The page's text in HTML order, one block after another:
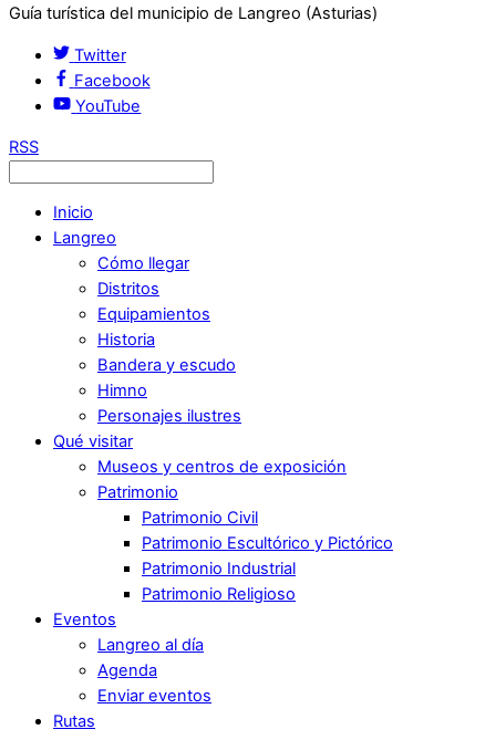
Guía turística del municipio de Langreo (Asturias)
Twitter
Facebook
YouTube
RSS
Inicio
Langreo
Cómo llegar
Distritos
Equipamientos
Historia
Bandera y escudo
Himno
Personajes ilustres
Qué visitar
Museos y centros de exposición
Patrimonio
Patrimonio Civil
Patrimonio Escultórico y Pictórico
Patrimonio Industrial
Patrimonio Religioso
Eventos
Langreo al día
Agenda
Enviar eventos
Rutas